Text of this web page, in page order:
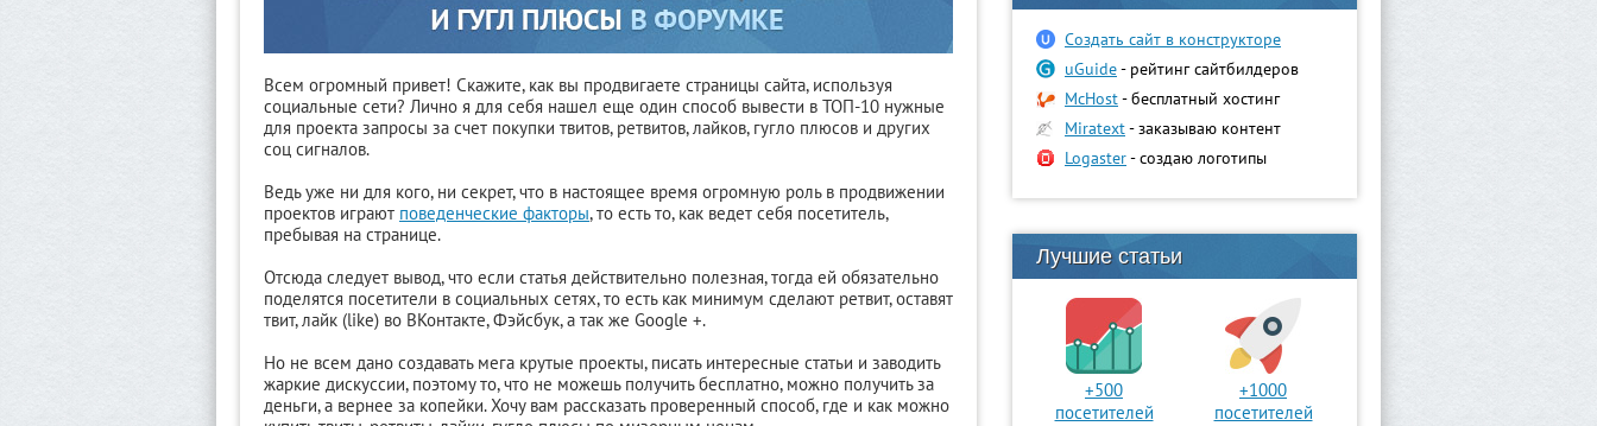
Всем огромный привет! Скажите, как вы продвигаете страницы сайта, используя
социальные сети? Лично я для себя нашел еще один способ вывести в ТОП-10 нужные
для проекта запросы за счет покупки твитов, ретвитов, лайков, гугло плюсов и других
соц сигналов.
Ведь уже ни для кого, ни секрет, что в настоящее время огромную роль в продвижении
проектов играют поведенческие факторы, то есть то, как ведет себя посетитель,
пребывая на странице.
Отсюда следует вывод, что если статья действительно полезная, тогда ей обязательно
поделятся посетители в социальных сетях, то есть как минимум сделают ретвит, оставят
твит, лайк (like) во ВКонтакте, Фэйсбук, а так же Google +.
Но не всем дано создавать мега крутые проекты, писать интересные статьи и заводить
жаркие дискуссии, поэтому то, что не можешь получить бесплатно, можно получить за
деньги, а вернее за копейки. Хочу вам рассказать проверенный способ, где и как можно
Создать сайт в конструкторе
uGuidе- рейтинг сайтбилдеров
McHost- бесплатный хостинг
Miratext- заказываю контент
Logaster- создаю логотипы
Лучшие статьи
+500
посетителей
+1000
посетителей